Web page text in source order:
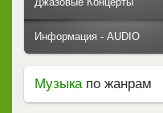
Информация - AUDIO
Музыкапо жанрам